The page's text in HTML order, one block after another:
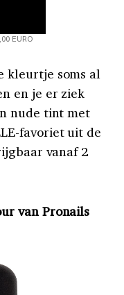
EURO
kleurtje soms al
en je er ziek
nude tint met
favoriet uit de
vanaf 2
van Pronails